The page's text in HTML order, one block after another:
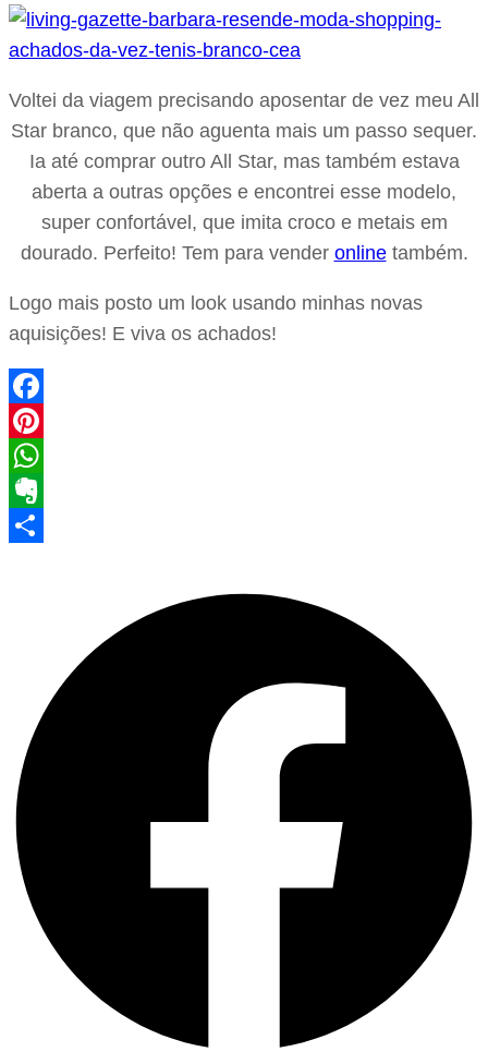
Voltei da viagem precisando aposentar de vez meu All
Star branco, que não aguenta mais um passo sequer.
Ia até comprar outro All Star, mas também estava
aberta a outras opções e encontrei esse modelo,
super confortável, que imita croco e metais em
dourado. Perfeito! Tem para vender onlinetambém.
Logo mais posto um look usando minhas novas
aquisições! E viva os achados!
Facebook
Pinterest
WhatsApp
Evernote